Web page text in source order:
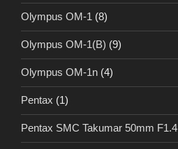
Olympus OM-1 (8)
Olympus OM-1(B) (9)
Olympus OM-1n (4)
Pentax (1)
Pentax SMC Takumar 50mm F1.4